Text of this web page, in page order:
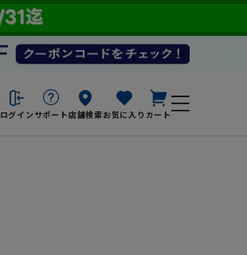
ログイン サポート店舗検索お気に入り カート